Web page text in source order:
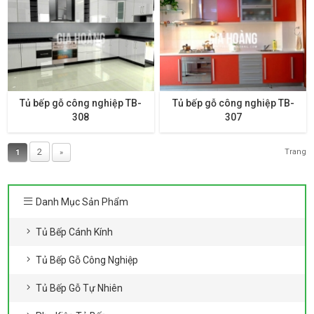
Tủ bếp gỗ công nghiệp TB-
308
Tủ bếp gỗ công nghiệp TB-
307
Trang
1 2 »
Danh Mục Sản Phẩm
Tủ Bếp Cánh Kính
Tủ Bếp Gỗ Công Nghiệp
Tủ Bếp Gỗ Tự Nhiên